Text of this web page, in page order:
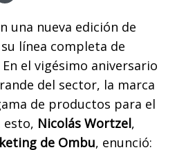
una nueva edición de
línea completa de
En el vigésimo aniversario
del sector, la marca
de productos para el
esto, Nicolás Wortzel,
de Ombu, enunció: